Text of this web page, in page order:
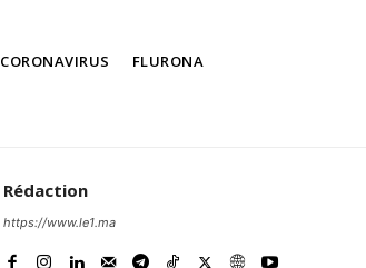
CORONAVIRUS FLURONA
Rédaction
https://www.le1.ma